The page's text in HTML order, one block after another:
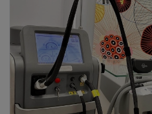
Παρασκευή
Σάββατο
Κυριακή
Το Alcyon Beauty Clinic στο
χαλαρωτικός και φιλόξενος χώρος